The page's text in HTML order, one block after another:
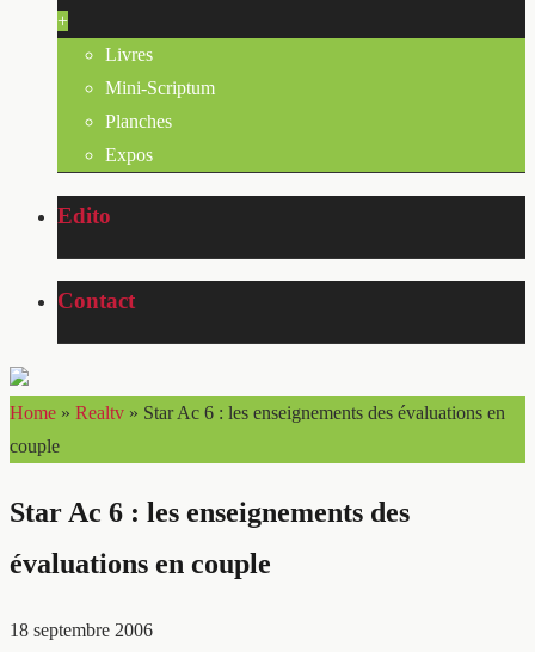
+
Livres
Mini-Scriptum
Planches
Expos
Edito
Contact
Home » Realtv » Star Ac 6 : les enseignements des évaluations en
couple
Star Ac 6 : les enseignements des
évaluations en couple
18 septembre 2006